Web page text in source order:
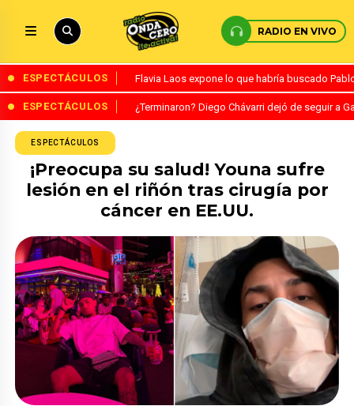
RADIO EN VIVO
ESPECTÁCULOS Flavia Laos expone lo que habría buscado
ESPECTÁCULOS ¿Terminaron? Diego Chávarri dejó de seguir a
ESPECTÁCULOS
¡Preocupa su salud! Youna sufre
lesión en el riñón tras cirugía por
cáncer en EE.UU.